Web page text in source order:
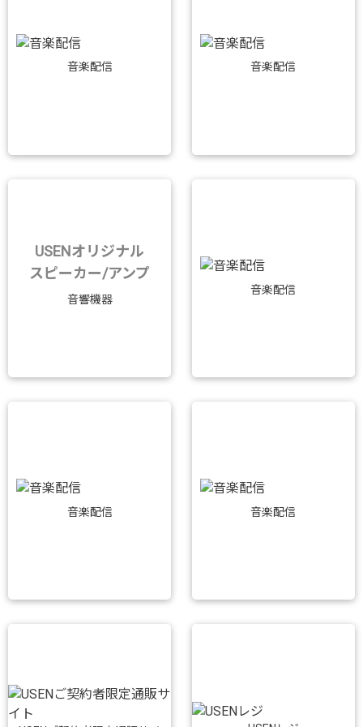
音楽配信 音楽配信
USENオリジナル
スピーカー/アンプ
音響機器
音楽配信
音楽配信 音楽配信